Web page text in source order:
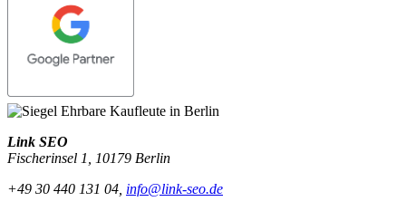
Link SEO
Fischerinsel 1
10179 Berlin
+49 30 440 131 04 info@link-seo.de